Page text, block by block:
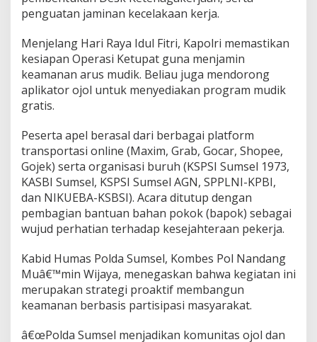
penguatan jaminan kecelakaan kerja.
Menjelang Hari Raya Idul Fitri, Kapolri memastikan
kesiapan Operasi Ketupat guna menjamin
keamanan arus mudik. Beliau juga mendorong
aplikator ojol untuk menyediakan program mudik
gratis.
Peserta apel berasal dari berbagai platform
transportasi online (Maxim, Grab, Gocar, Shopee,
Gojek) serta organisasi buruh (KSPSI Sumsel 1973,
KASBI Sumsel, KSPSI Sumsel AGN, SPPLNI-KPBI,
dan NIKUEBA-KSBSI). Acara ditutup dengan
pembagian bantuan bahan pokok (bapok) sebagai
wujud perhatian terhadap kesejahteraan pekerja.
Kabid Humas Polda Sumsel, Kombes Pol Nandang
Muâ€™min Wijaya, menegaskan bahwa kegiatan ini
merupakan strategi proaktif membangun
keamanan berbasis partisipasi masyarakat.
â€œPolda Sumsel menjadikan komunitas ojol dan